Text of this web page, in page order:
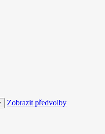
Zobrazit předvolby